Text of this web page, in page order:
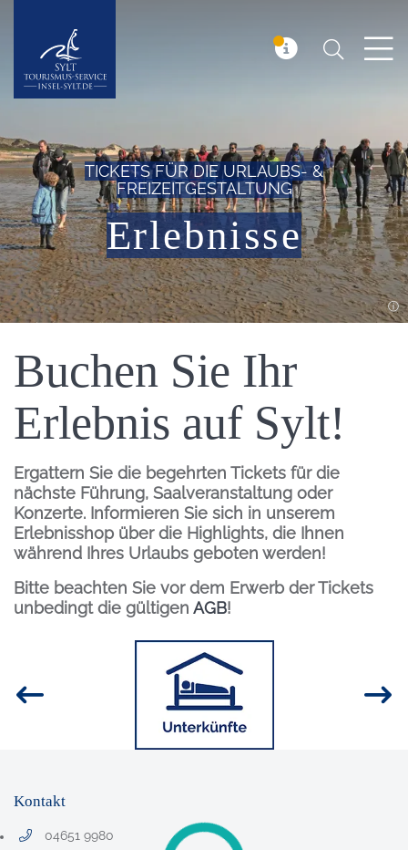
Insel Sylt Suchen
TICKETS FÜR DIE URLAUBS- &
FREIZEITGESTALTUNG
Erlebnisse
Einleitung
Buchen Sie Ihr
Erlebnis auf Sylt!
Ergattern Sie die begehrten Tickets für die
nächste Führung, Saalveranstaltung oder
Konzerte. Informieren Sie sich in unserem
Erlebnisshop über die Highlights, die Ihnen
während Ihres Urlaubs geboten werden!
Bitte beachten Sie vor dem Erwerb der Tickets
unbedingt die gültigen AGB!
Bild
Kontakt
04651 9980
Telefonnummer: 0 4 6 5 1 9 9 8 0